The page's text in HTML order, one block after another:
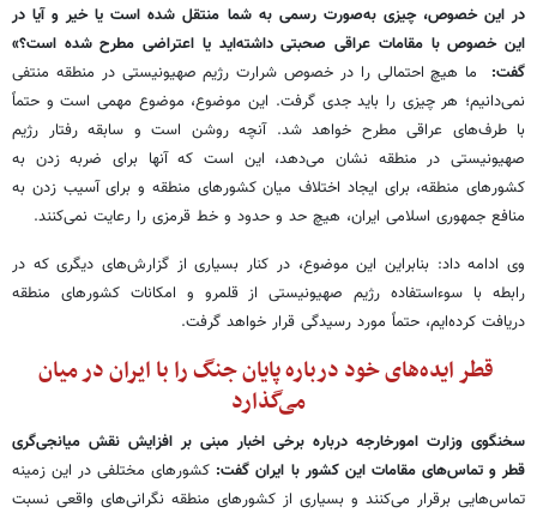
در این خصوص، چیزی به‌صورت رسمی به شما منتقل شده است یا خیر و آیا در
این خصوص با مقامات عراقی صحبتی داشته‌اید یا اعتراضی مطرح شده است؟»
گفت:
ما هیچ احتمالی را در خصوص شرارت رژیم صهیونیستی در منطقه منتفی
نمی‌دانیم؛ هر چیزی را باید جدی گرفت. این موضوع، موضوع مهمی است و حتماً
با طرف‌های عراقی مطرح خواهد شد. آنچه روشن است و سابقه رفتار رژیم
صهیونیستی در منطقه نشان می‌دهد، این است که آنها برای ضربه زدن به
کشورهای منطقه، برای ایجاد اختلاف میان کشورهای منطقه و برای آسیب زدن به
منافع جمهوری اسلامی ایران، هیچ حد و حدود و خط قرمزی را رعایت نمی‌کنند.
وی ادامه داد: بنابراین این موضوع، در کنار بسیاری از گزارش‌های دیگری که در
رابطه با سوءاستفاده رژیم صهیونیستی از قلمرو و امکانات کشورهای منطقه
دریافت کرده‌ایم، حتماً مورد رسیدگی قرار خواهد گرفت.
قطر ایده‌های خود درباره پایان جنگ را با ایران در میان
می‌گذارد
سخنگوی وزارت امورخارجه درباره برخی اخبار مبنی بر افزایش نقش میانجی‌گری
قطر و تماس‌های مقامات این کشور با ایران گفت: کشورهای مختلفی در این زمینه
تماس‌هایی برقرار می‌کنند و بسیاری از کشورهای منطقه نگرانی‌های واقعی نسبت